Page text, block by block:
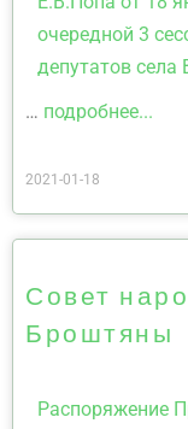
очередной 3
депутатов
… подробнее...
2021-01-18
Совет
Броштяны
Распоряжение